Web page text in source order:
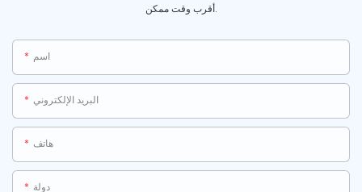
أقرب وقت ممكن.
اسم
البريد الإلكتروني
هاتف
دولة